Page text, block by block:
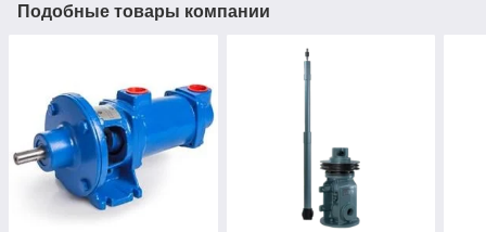
Подобные товары компании